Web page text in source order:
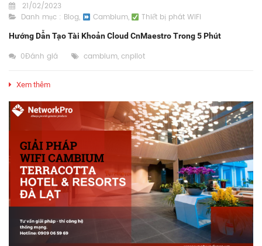
21/02/2023
Danh mục : Blog, Cambium, Thiết bị phát WiFi
Hướng Dẫn Tạo Tài Khoản Cloud CnMaestro Trong 5 Phút
0Đánh giá cambium, cnpilot
Xem thêm